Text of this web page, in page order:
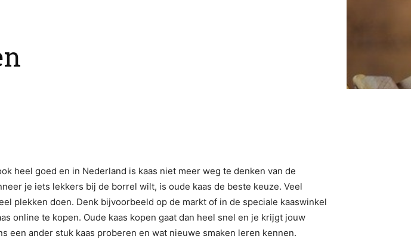
heel goed en in Nederland is kaas niet meer weg te denken van de
je iets lekkers bij de borrel wilt, is oude kaas de beste keuze. Veel
plekken doen. Denk bijvoorbeeld op de markt of in de speciale kaaswinkel
online te kopen. Oude kaas kopen gaat dan heel snel en je krijgt jouw
een ander stuk kaas proberen en wat nieuwe smaken leren kennen.